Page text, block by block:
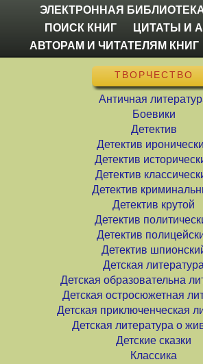
ЭЛЕКТРОННАЯ БИБЛИОТЕКА
ПОИСК КНИГ
ЦИТАТЫ И
АВТОРАМ И ЧИТАТЕЛЯМ КНИГ
ТВОРЧЕСТВО
Античная
Боевики
Детектив
Детектив
Детектив
Детектив
Детектив
Детектив крутой
Детектив
Детектив
Детектив
Детская литература
Детская образовательна
Детская остросюжетная
Детская приключенческая
Детская литература о
Детские сказки
Классика